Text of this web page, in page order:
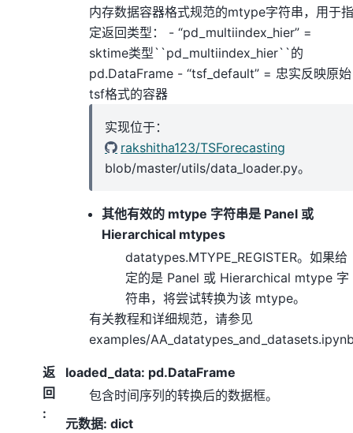
内存数据容器格式规范的mtype字符串，用于指
定返回类型： - “pd_multiindex_hier” =
sktime类型``pd_multiindex_hier``的
pd.DataFrame - “tsf_default” = 忠实反映原始
tsf格式的容器
实现位于：
rakshitha123/TSForecasting
blob/master/utils/data_loader.py。
其他有效的 mtype 字符串是 Panel 或
Hierarchical mtypes
datatypes.MTYPE_REGISTER。如果给
定的是 Panel 或 Hierarchical mtype 字
符串，将尝试转换为该 mtype。
有关教程和详细规范，请参见
examples/
返
回
:
loaded_data: pd.DataFrame
包含时间序列的转换后的数据框。
元数据: dict